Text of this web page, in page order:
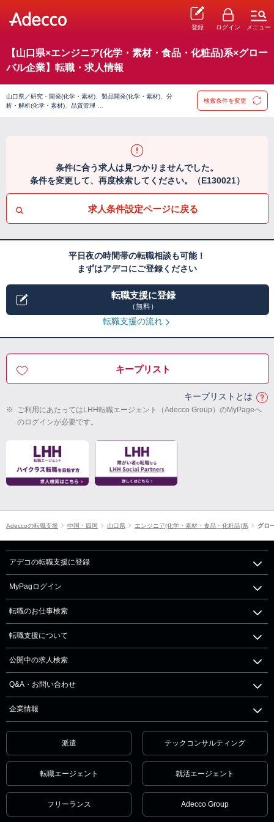
登録 ログイン メニュー
【山口県×エンジニア(化学・素材・食品・化粧品)系×グロー
バル企業】転職・求人情報
山口県／研究・開発(化学・素材)、製品開発(化学・素材)、分
析・解析(化学・素材)、品質管理 …
検索条件を変更
条件に合う求人は見つかりませんでした。
条件を変更して、再度検索してください。（E130021）
求人条件設定ページに戻る
平日夜の時間帯の転職相談も可能！
まずはアデコにご登録ください
転職支援に登録
（無料）
転職支援の流れ
キープリスト
キープリストとは
※ ご利用にあたってはLHH転職エージェント（Adecco Group）のMyPageへ
のログインが必要です。
Adeccoの転職支援 中国・四国 山口県 エンジニア(化学・素材・食品・化粧品)系 グロ
アデコの転職支援に登録
MyPagログイン
転職のお仕事検索
転職支援について
公開中の求人検索
Q&A・お問い合わせ
企業情報
派遣 テックコンサルティング
転職エージェント 就活エージェント
フリーランス Adecco Group